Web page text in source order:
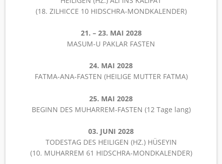
(18. ZILHICCE 10 HIDSCHRA-MONDKALENDER)
21. – 23. MAI 2028
MASUM-U PAKLAR FASTEN
24. MAI 2028
FATMA-ANA-FASTEN (HEILIGE MUTTER FATMA)
25. MAI 2028
BEGINN DES MUHARREM-FASTEN (12 Tage lang)
03. JUNI 2028
TODESTAG DES HEILIGEN (HZ.) HÜSEYIN
(10. MUHARREM 61 HIDSCHRA-MONDKALENDER)